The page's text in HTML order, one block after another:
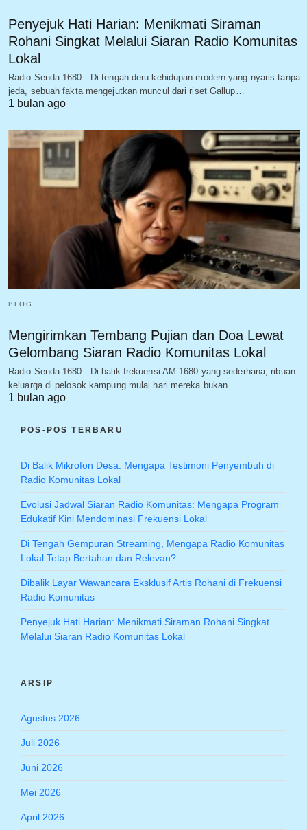
Penyejuk Hati Harian: Menikmati Siraman
Rohani Singkat Melalui Siaran Radio Komunitas
Lokal
Radio Senda 1680 - Di tengah deru kehidupan modern yang nyaris tanpa
jeda, sebuah fakta mengejutkan muncul dari riset Gallup…
1 bulan ago
BLOG
Mengirimkan Tembang Pujian dan Doa Lewat
Gelombang Siaran Radio Komunitas Lokal
Radio Senda 1680 - Di balik frekuensi AM 1680 yang sederhana, ribuan
keluarga di pelosok kampung mulai hari mereka bukan…
1 bulan ago
POS-POS TERBARU
Di Balik Mikrofon Desa: Mengapa Testimoni Penyembuh di
Radio Komunitas Lokal
Evolusi Jadwal Siaran Radio Komunitas: Mengapa Program
Edukatif Kini Mendominasi Frekuensi Lokal
Di Tengah Gempuran Streaming, Mengapa Radio Komunitas
Lokal Tetap Bertahan dan Relevan?
Dibalik Layar Wawancara Eksklusif Artis Rohani di Frekuensi
Radio Komunitas
Penyejuk Hati Harian: Menikmati Siraman Rohani Singkat
Melalui Siaran Radio Komunitas Lokal
ARSIP
Agustus 2026
Juli 2026
Juni 2026
Mei 2026
April 2026